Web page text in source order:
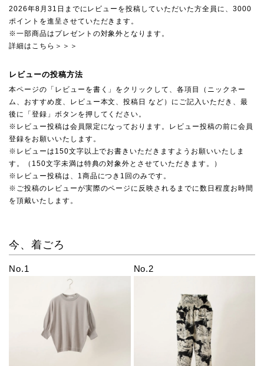
2026年8月31日までにレビューを投稿していただいた方全員に、3000
ポイントを進呈させていただきます。
※一部商品はプレゼントの対象外となります。
詳細はこちら＞＞＞
レビューの投稿方法
本ページの「レビューを書く」をクリックして、各項目（ニックネー
ム、おすすめ度、レビュー本文、投稿日 など）にご記入いただき、最
後に「登録」ボタンを押してください。
※レビュー投稿は会員限定になっております。レビュー投稿の前に会員
登録をお願いいたします。
※レビューは150文字以上でお書きいただきますようお願いいたしま
す。（150文字未満は特典の対象外とさせていただきます。）
※レビュー投稿は、1商品につき1回のみです。
※ご投稿のレビューが実際のページに反映されるまでに数日程度お時間
を頂戴いたします。
今、着ごろ
No.1 No.2